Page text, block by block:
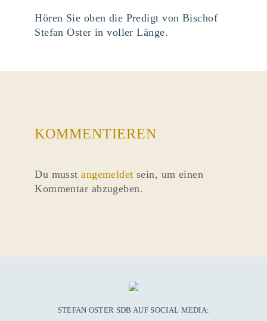
Hören Sie oben die Predigt von Bischof
Stefan Oster in voller Länge.
KOMMENTIEREN
Du musstangemeldet sein, um einen
Kommentar abzugeben.
STEFAN OSTER SDB AUF SOCIAL MEDIA: